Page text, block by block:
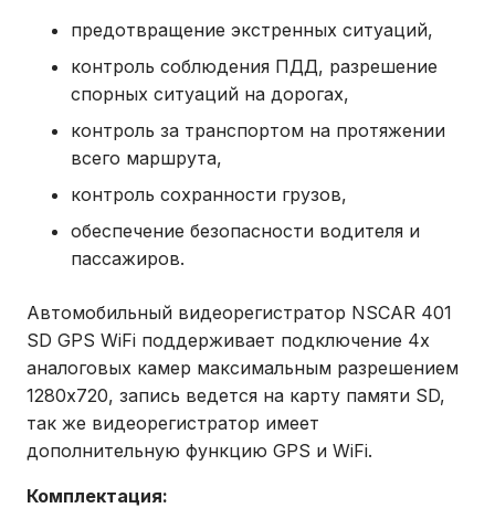
предотвращение экстренных ситуаций,
контроль соблюдения ПДД, разрешение
спорных ситуаций на дорогах,
контроль за транспортом на протяжении
всего маршрута,
контроль сохранности грузов,
обеспечение безопасности водителя и
пассажиров.
Автомобильный видеорегистратор NSCAR 401
SD GPS WiFi поддерживает подключение 4х
аналоговых камер максимальным разрешением
1280х720, запись ведется на карту памяти SD,
так же видеорегистратор имеет
дополнительную функцию GPS и WiFi.
Комплектация: